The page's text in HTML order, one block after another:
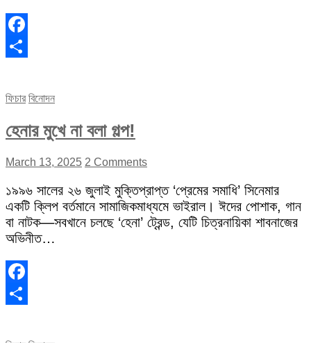
Facebook
ফিচার বিনোদন
হেনার মুখে না বলা গল্প!
March 13, 2025 2 Comments
১৯৯৬ সালের ২৬ জুলাই মুক্তিপ্রাপ্ত ‘প্রেমের সমাধি’ সিনেমার
একটি ক্লিপ বর্তমানে সামাজিকমাধ্যমে ভাইরাল। ঈদের পোশাক, গান
বা নাটক—সবখানে চলছে ‘হেনা’ ট্রেন্ড, যেটি চিত্রনায়িকা শাবনাজের
অভিনীত…
Facebook